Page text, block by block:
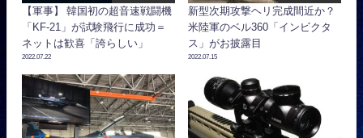
【軍事】 韓国初の超音速戦闘機
「KF-21」が試験飛行に成功＝
ネットは歓喜「誇らしい」
2022.07.22
新型次期攻撃ヘリ完成間近か？
米陸軍のベル360「インビクタ
ス」がお披露目
2022.07.15